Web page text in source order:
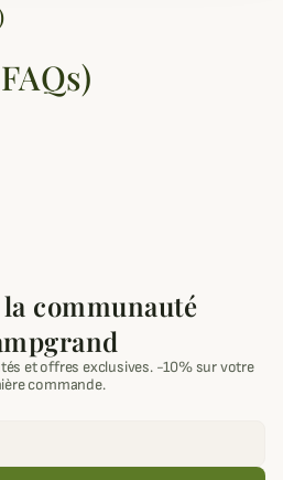
communauté
et offres exclusives. -10% sur votre
commande.